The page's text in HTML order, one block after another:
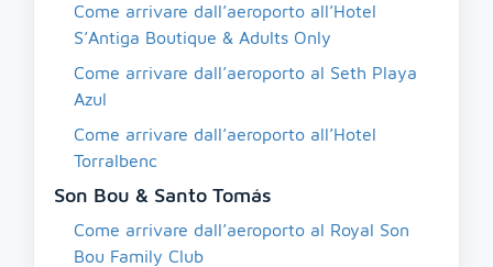
Come arrivare dall’aeroporto all’Hotel
S’Antiga Boutique & Adults Only
Come arrivare dall’aeroporto al Seth Playa
Azul
Come arrivare dall’aeroporto all’Hotel
Torralbenc
Son Bou & Santo Tomás
Come arrivare dall’aeroporto al Royal Son
Bou Family Club